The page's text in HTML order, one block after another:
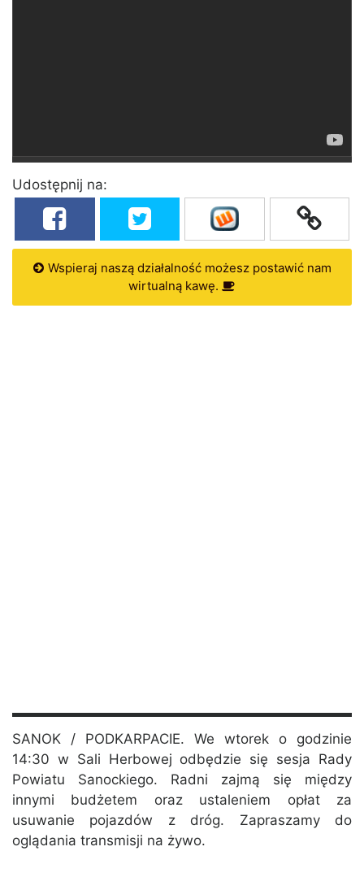
Udostępnij na:
Wspieraj naszą działalność możesz postawić nam
wirtualną kawę.
SANOK / PODKARPACIE. We wtorek o godzinie
14:30 w Sali Herbowej odbędzie się sesja Rady
Powiatu Sanockiego. Radni zajmą się między
innymi budżetem oraz ustaleniem opłat za
usuwanie pojazdów z dróg. Zapraszamy do
oglądania transmisji na żywo.